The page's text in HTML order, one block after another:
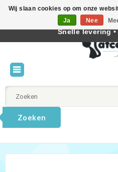
Zoeken
Wij slaan cookies op om onze
Ja
Nee
Beste producten voor katten
Snelle levering